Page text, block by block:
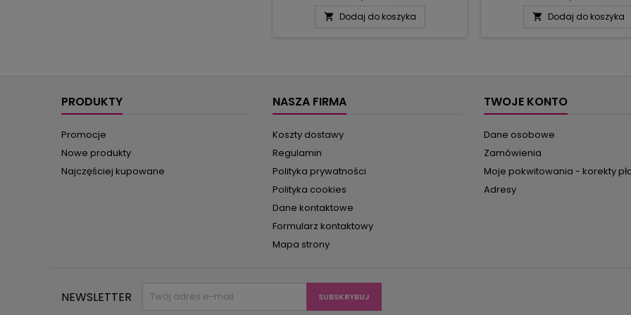
ramiączkach spaghetti albo luźną
 Dodaj do koszyka
odpowiedzi, bo uważnie
 Dodaj do koszyka
PRODUKTY
Promocje
Nowe produkty
Najczęściej kupowane
NASZA FIRMA
Koszty dostawy
Regulamin
Polityka prywatności
Polityka cookies
Dane kontaktowe
Formularz kontaktowy
Mapa strony
TWOJE KONTO
Dane osobowe
Zamówienia
Moje pokwitowania - korekty
Adresy
NEWSLETTER